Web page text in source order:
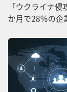
「ウクライナ
か月で28％の企